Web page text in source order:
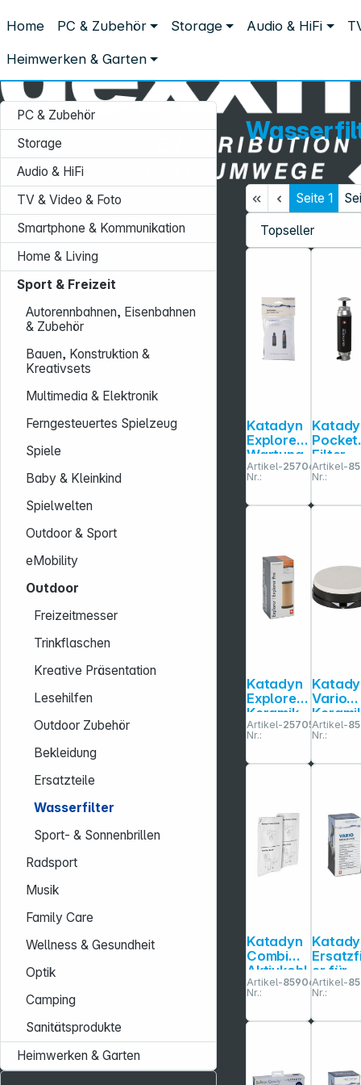
Home PC & Zubehör Storage Audio & HiFi
Heimwerken & Garten
Sport & Freizeit Outdoor Wasserfilter
Wasserfilter
PC & Zubehör
Storage
Audio & HiFi
TV & Video & Foto
Smartphone & Kommunikation
Home & Living
Sport & Freizeit
Autorennbahnen, Eisenbahnen
& Zubehör
Bauen, Konstruktion &
Kreativsets
Multimedia & Elektronik
Ferngesteuertes Spielzeug
Spiele
Baby & Kleinkind
Spielwelten
Outdoor & Sport
eMobility
Outdoor
Freizeitmesser
Trinkflaschen
Kreative Präsentation
Lesehilfen
Outdoor Zubehör
Bekleidung
Ersatzteile
Wasserfilter
Sport- & Sonnenbrillen
Radsport
Musik
Family Care
Wellness & Gesundheit
Optik
Camping
Sanitätsprodukte
Heimwerken & Garten
Seite 1
Katadyn
Explorer
Wartung
sset
Artikel-
Nr.:
257065
Pocket
Filter
ter
Artikel-
Nr.:
Katadyn
Explorer
Keramik
Ersatzele
ment
Artikel-
Nr.:
257051
Vario
Ersatz-
Artikel-
Nr.:
Katadyn
Combi
Aktivkohl
e
Nachfüll
pack 2
Stk.
Artikel-
Nr.:
859063
er für
Vario
Artikel-
Nr.:
Service-Hotline:
+49 931 9708–496
Mo. - Fr.: 08:00 - 17:00 Uhr